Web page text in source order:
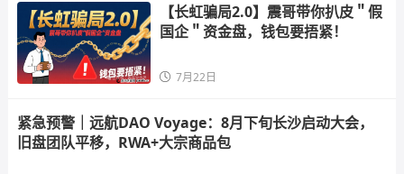
【长虹骗局2.0】震哥带你扒皮＂假
国企＂资金盘，钱包要捂紧！
7月22日
紧急预警｜远航DAO Voyage：8月下旬长沙启动大会，
旧盘团队平移，RWA+大宗商品包